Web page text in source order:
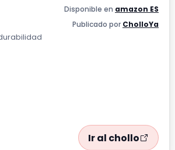
Disponible en amazon ES
Publicado por CholloYa
Ir al chollo